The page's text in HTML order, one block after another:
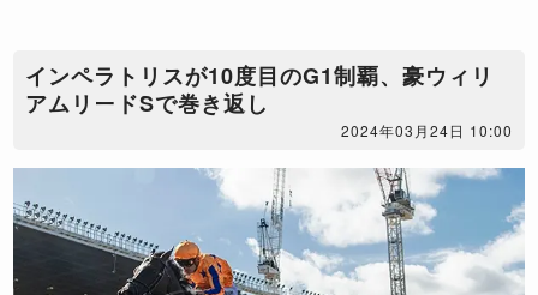
インペラトリスが10度目のG1制覇、豪ウィリ
アムリードSで巻き返し
2024年03月24日 10:00